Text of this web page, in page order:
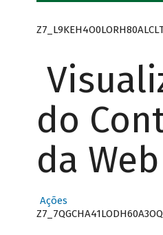
do
da Web
Ações